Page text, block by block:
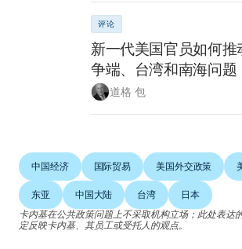
评论
新一代美国官员如何推
争端、台湾和南海问题
道格 包
中国经济 国际贸易 美国外交政策
东亚 中国大陆 台湾
日本
卡内基在公共政策问题上不采取机构立场；此处表达
定反映卡内基、其员工或受托人的观点。